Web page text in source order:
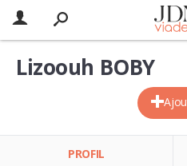
Lizoouh BOBY
PROFIL